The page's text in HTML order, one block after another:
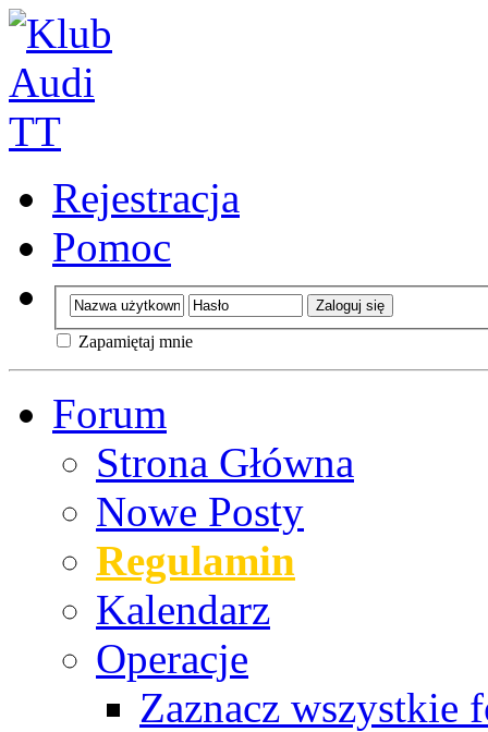
Rejestracja
Pomoc
Zapamiętaj mnie
Forum
Strona Główna
Nowe Posty
Regulamin
Kalendarz
Operacje
Zaznacz wszystkie